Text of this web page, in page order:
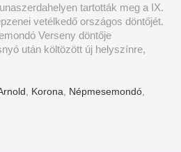
tartották meg a IX.
vetélkedő országos döntőjét.
Verseny döntője
után költözött új helyszínre,
Korona Népmesemondó